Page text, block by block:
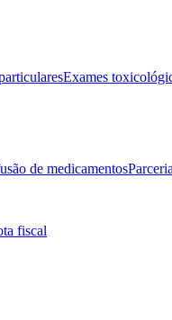
Exames
de medicamentos
fiscal